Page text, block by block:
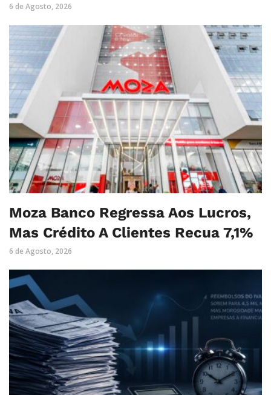
6 de Agosto, 2026
Moza Banco Regressa Aos Lucros,
Mas Crédito A Clientes Recua 7,1%
6 de Agosto, 2026